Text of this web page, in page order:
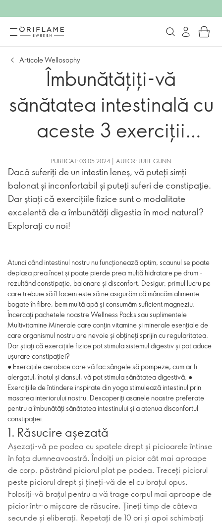
Articole Wellosophy
Îmbunătățiți-vă
sănătatea intestinală cu
aceste 3 exerciții
simple
PUBLICAT: 03.05.2024 | AUTOR: JULIE GUNN
Dacă suferiți de un intestin leneș, vă puteți simți
balonat și inconfortabil și puteți suferi de constipație.
Dar știați că exercițiile fizice sunt o modalitate
excelentă de a îmbunătăți digestia în mod natural?
Explorați cu noi!
Atunci când intestinul nostru nu funcționează optim, scaunul se poate
deplasa prea încet și poate pierde prea multă hidratare pe drum -
rezultând constipație, balonare și disconfort. Desigur, primul lucru pe
care trebuie să îl facem este să ne asigurăm că mâncăm alimente
bogate în fibre, bem multă apă și consumăm suficient magneziu.
Încercați pachetele noastre Wellness Packs sau suplimentele
Multivitamine Minerale care conțin vitamine și minerale esențiale de
care organismul nostru are nevoie și obțineți sprijin cu regularitatea.
Dar știați că exercițiile fizice pot stimula sistemul digestiv și pot aduce
ușurare constipației?
● Exercițiile aerobice care vă fac sângele să pompeze, cum ar fi
alergatul, înotul și dansul, vă pot stimula sănătatea digestivă. ●
Exercițiile de întindere inspirate din yoga stimulează intestinul prin
masarea interiorului nostru. Descoperiți asanele noastre preferate
pentru a îmbunătăți sănătatea intestinului și a atenua disconfortul
constipației.
1. Răsucire așezată
Așezați-vă pe podea cu spatele drept și picioarele întinse
în fața dumneavoastră. Îndoiți un picior cât mai aproape
de corp, păstrând piciorul plat pe podea. Treceți piciorul
peste piciorul drept și țineți-vă de el cu brațul opus.
Folosiți-vă brațul pentru a vă trage corpul mai aproape de
picior într-o mișcare de răsucire. Țineți timp de câteva
secunde și eliberați. Repetați de 10 ori și apoi schimbați